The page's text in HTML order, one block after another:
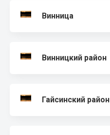
Винница
Винницкий район
Гайсинский район